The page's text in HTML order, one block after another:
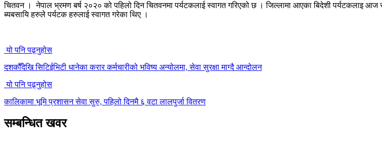
चितवन । नेपाल भ्रमण बर्ष २०२० को पहिलो दिन चितवनमा पर्यटकलाई स्वागत गरिएको छ । जिल्लामा आएका बिदेशी पर्यटकलाइ
ब्यबसायि हरुले पर्यटक हरुलाई स्वागत गरेका थिए ।
यो पनि पढ्नुहोस
दशकौँदेखि सिटिईभिटी धानेका करार कर्मचारीको भविष्य अन्योलमा, सेवा सुरक्षा माग्दै आन्दोलन
यो पनि पढ्नुहोस
कालिकामा भूमि प्रशासन सेवा सुरु, पहिलो दिनमै ६ वटा लालपुर्जा वितरण
सम्बन्धित खवर